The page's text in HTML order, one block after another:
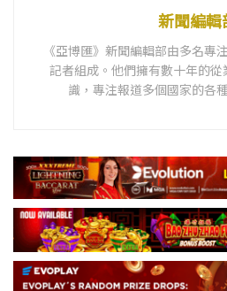
新聞編輯
《亞博匯》新聞編輯部由多名專
記者組成。他們擁有數十年的
識，專注報道多個國家的各